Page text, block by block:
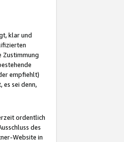
klar und
Zustimmung
empfiehlt)
es sei denn,
ordentlich
des
Website in